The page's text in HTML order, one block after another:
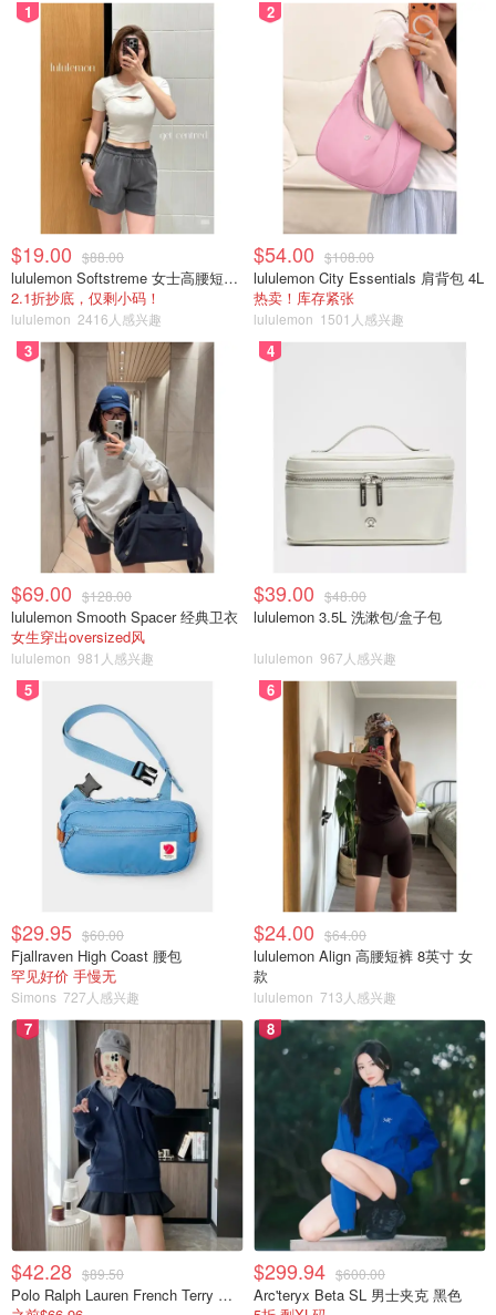
1
$19.00 $88.00
lululemon Softstreme 女士高腰短裤 10cm
2.1折抄底，仅剩小码！
lululemon 2416人感兴趣
2
$54.00 $108.00
lululemon City Essentials 肩背包 4L
热卖！库存紧张
lululemon 1501人感兴趣
3
$69.00 $128.00
lululemon Smooth Spacer 经典卫衣
女生穿出oversized风
lululemon 981人感兴趣
4
$39.00 $48.00
lululemon 3.5L 洗漱包/盒子包
lululemon 967人感兴趣
5
$29.95 $60.00
Fjallraven High Coast 腰包
罕见好价 手慢无
Simons 727人感兴趣
6
$24.00 $64.00
lululemon Align 高腰短裤 8英寸 女
款
lululemon 713人感兴趣
7
$42.28 $89.50
Polo Ralph Lauren French Terry 女童连帽卫衣 7-16码
8
$299.94 $600.00
Arc'teryx Beta SL 男士夹克 黑色